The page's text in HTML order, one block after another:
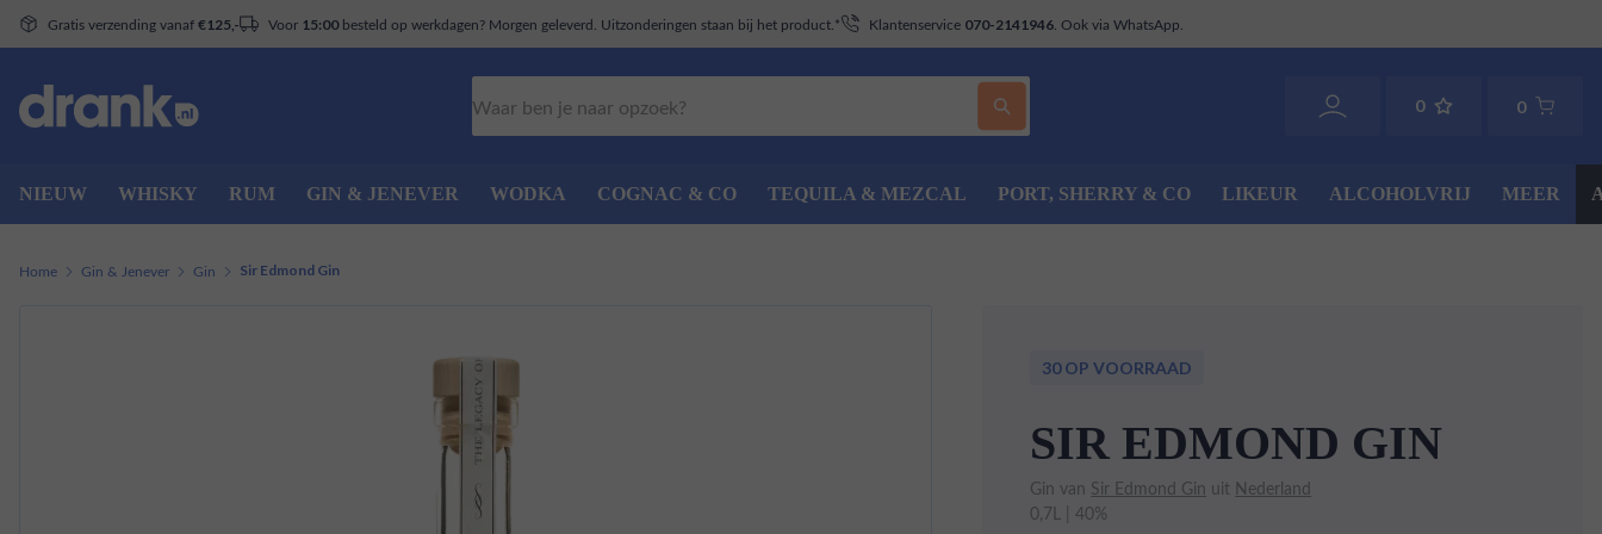
Gratis verzending vanaf €125,- Voor 15:00besteld op werkdagen? Morgen geleverd. Uitzonderingen staan bij het product.* Klantenservice 070-2141946 . Ook via WhatsApp.
0 0
NIEUW WHISKY RUM GIN & JENEVER WODKA COGNAC & CO TEQUILA & MEZCAL PORT, SHERRY & CO LIKEUR ALCOHOLVRIJ MEER
Home Gin & Jenever Gin Sir Edmond Gin
30 OP VOORRAAD
SIR EDMOND GIN
Gin van Sir Edmond Gin uit Nederland
0,7L | 40%